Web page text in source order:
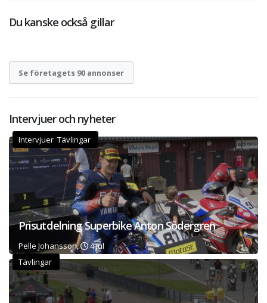
Du kanske också gillar
Se företagets 90 annonser
Intervjuer och nyheter
Intervjuer Tävlingar
Prisutdelning Superbike Anton Södergren
Pelle Johansson,
4 jul
Tävlingar